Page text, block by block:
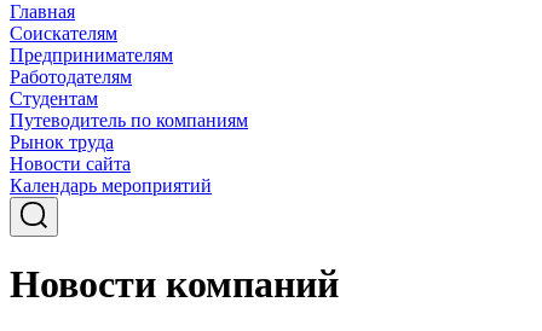
Главная
Соискателям
Предпринимателям
Работодателям
Студентам
Путеводитель по компаниям
Рынок труда
Новости сайта
Календарь мероприятий
Новости компаний